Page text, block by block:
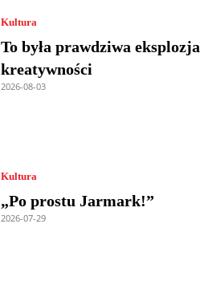
Kultura
To była prawdziwa eksplozja
kreatywności
2026-08-03
Kultura
„Po prostu Jarmark!”
2026-07-29